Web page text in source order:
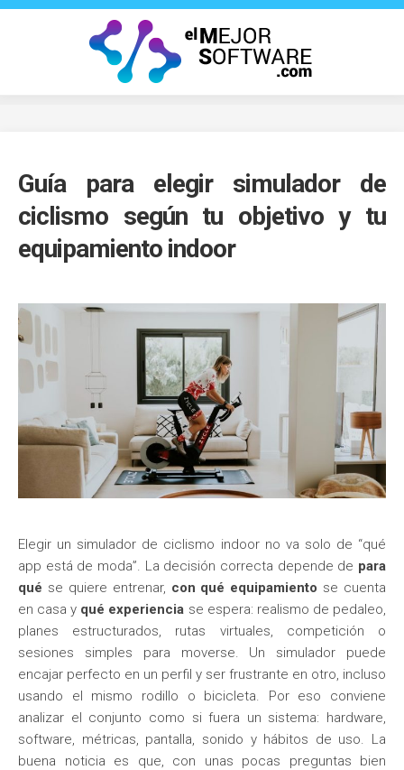
Saltar
Guía para elegir simulador de
ciclismo según tu objetivo y tu
equipamiento indoor
Elegir un simulador de ciclismo indoor no va solo de “qué
app está de moda”. La decisión correcta depende de para
qué se quiere entrenar, con qué equipamiento se cuenta
en casa y qué experiencia se espera: realismo de pedaleo,
planes estructurados, rutas virtuales, competición o
sesiones simples para moverse. Un simulador puede
encajar perfecto en un perfil y ser frustrante en otro, incluso
usando el mismo rodillo o bicicleta. Por eso conviene
analizar el conjunto como si fuera un sistema: hardware,
software, métricas, pantalla, sonido y hábitos de uso. La
buena noticia es que, con unas pocas preguntas bien